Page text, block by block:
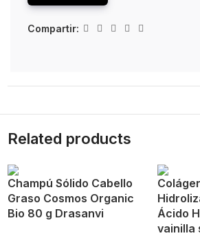
Compartir:
Related products
Champú Sólido Cabello
Graso Cosmos Organic
Bio 80 g Drasanvi
Ácido
vainilla